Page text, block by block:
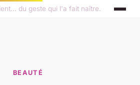
du geste qui l'a fait naître.
BEAUTÉ